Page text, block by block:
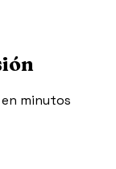
minutos